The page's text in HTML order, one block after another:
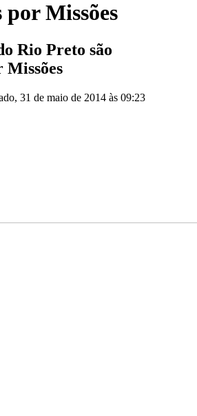
Missões
Rio Preto são
Missões
31 de maio de 2014 às 09:23